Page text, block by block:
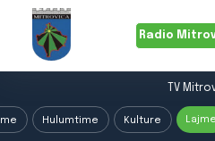
Radio
TV
Hulumtime Kulture Lajme